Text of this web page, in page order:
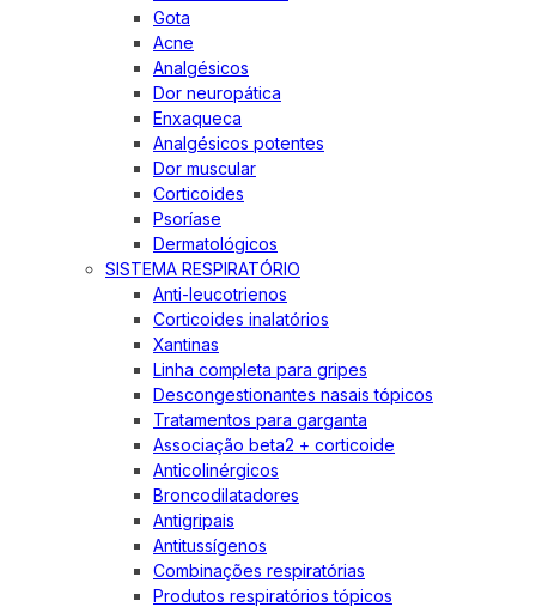
Gota
Acne
Analgésicos
Dor neuropática
Enxaqueca
Analgésicos potentes
Dor muscular
Corticoides
Psoríase
Dermatológicos
SISTEMA RESPIRATÓRIO
Anti-leucotrienos
Corticoides inalatórios
Xantinas
Linha completa para gripes
Descongestionantes nasais tópicos
Tratamentos para garganta
Associação beta2 + corticoide
Anticolinérgicos
Broncodilatadores
Antigripais
Antitussígenos
Combinações respiratórias
Produtos respiratórios tópicos